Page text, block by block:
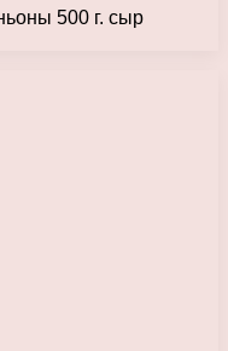
500 г. сыр